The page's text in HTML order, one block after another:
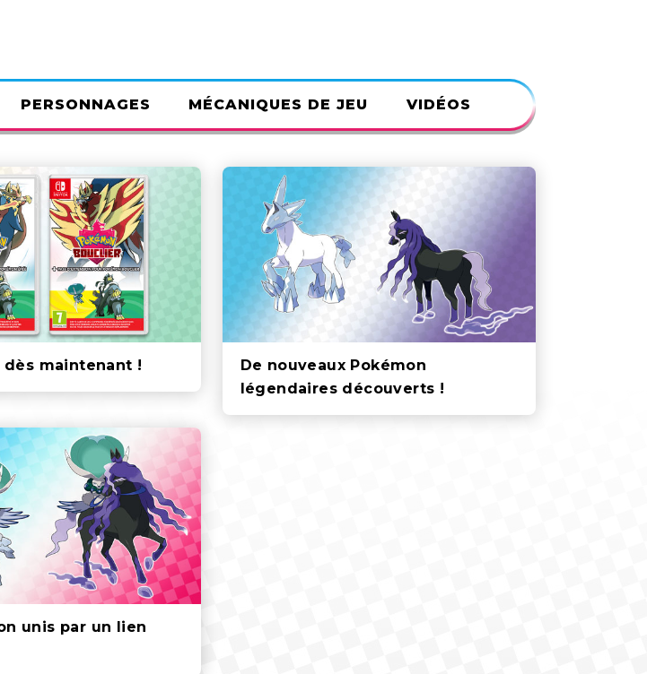
PERSONNAGES MÉCANIQUES DE JEU VIDÉOS
dès maintenant !
De nouveaux Pokémon
légendaires découverts !
unis par un lien